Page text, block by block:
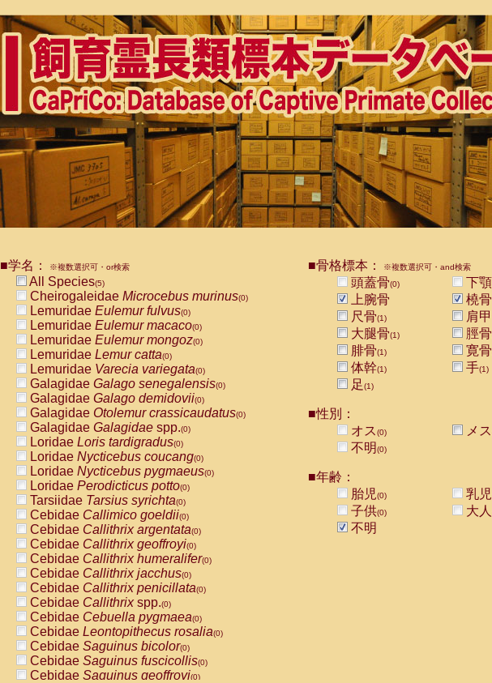
■学名： ※複数選択可・or検索
All Species(5)
Cheirogaleidae Microcebus murinus(0)
Lemuridae Eulemur fulvus(0)
Lemuridae Eulemur macaco(0)
Lemuridae Eulemur mongoz(0)
Lemuridae Lemur catta(0)
Lemuridae Varecia variegata(0)
Galagidae Galago senegalensis(0)
Galagidae Galago demidovii(0)
Galagidae Otolemur crassicaudatus(0)
Galagidae Galagidae spp.(0)
Loridae Loris tardigradus(0)
Loridae Nycticebus coucang(0)
Loridae Nycticebus pygmaeus(0)
Loridae Perodicticus potto(0)
Tarsiidae Tarsius syrichta(0)
Cebidae Callimico goeldii(0)
Cebidae Callithrix argentata(0)
Cebidae Callithrix geoffroyi(0)
Cebidae Callithrix humeralifer(0)
Cebidae Callithrix jacchus(0)
Cebidae Callithrix penicillata(0)
Cebidae Callithrixspp.(0)
Cebidae Cebuella pygmaea(0)
Cebidae Leontopithecus rosalia(0)
Cebidae Saguinus bicolor(0)
Cebidae Saguinus fuscicollis(0)
Cebidae Saguinus geoffroyi(0)
■骨格標本： ※複数選択可・and検索
頭蓋骨(0) 下
上腕骨
橈骨
尺骨(1) 肩
大腿骨(1) 脛骨
腓骨(1) 寛骨
体幹(1) 手(1)
足(1)
■性別：
オス(0) メス
不明(0)
■年齢：
胎児(0) 乳児
子供(0) 大人
不明